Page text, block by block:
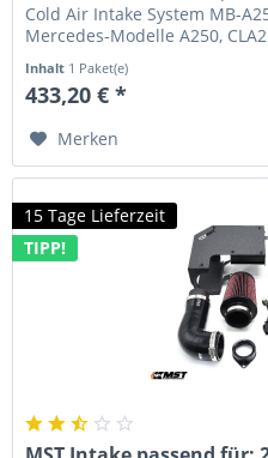
Cold Air Intake System MB-
Mercedes-Modelle A250,
Inhalt 1 Paket(e)
433,20 € *
Merken
15 Tage Lieferzeit
TIPP!